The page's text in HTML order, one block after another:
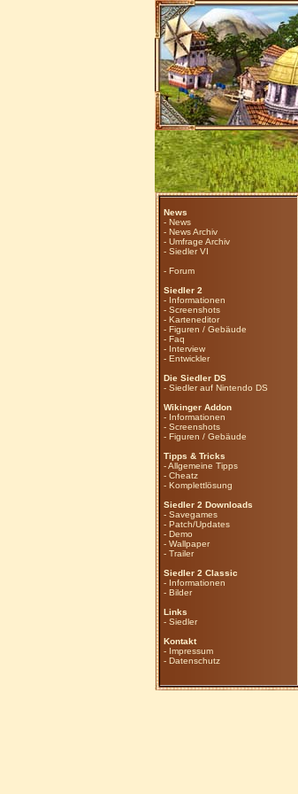
News
- News
- News Archiv
- Umfrage Archiv
- Siedler VI
- Forum
Siedler 2
- Informationen
- Screenshots
- Karteneditor
- Figuren / Gebäude
- Faq
- Interview
- Entwickler
Die Siedler DS
- Siedler auf Nintendo DS
Wikinger Addon
- Informationen
- Screenshots
- Figuren / Gebäude
Tipps & Tricks
-Allgemeine Tipps
- Cheatz
- Komplettlösung
Siedler 2 Downloads
- Savegames
- Patch/Updates
- Demo
- Wallpaper
- Trailer
Siedler 2 Classic
- Informationen
- Bilder
Links
- Siedler
Kontakt
- Impressum
- Datenschutz